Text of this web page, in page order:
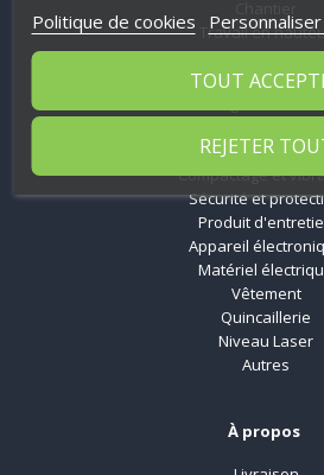
Travail en
Nettoyage
Outillage
Coupe et forage
Compactage et
Sécurité et
Produit
Appareil
Matériel
Vêtement
Quincaillerie
Niveau Laser
Autres
À propos
Politique de cookies
REJETER
TOUT